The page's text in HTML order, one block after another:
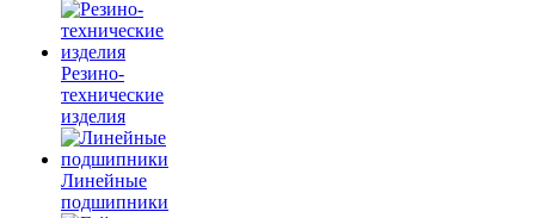
Резино-
технические
изделия
Линейные
подшипники